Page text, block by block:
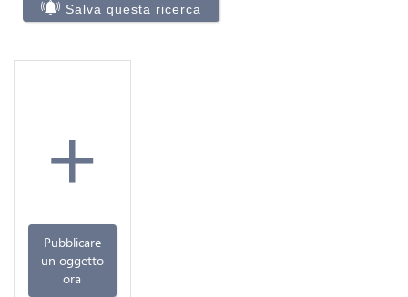
Salva questa ricerca
+
Pubblicare
un oggetto
ora